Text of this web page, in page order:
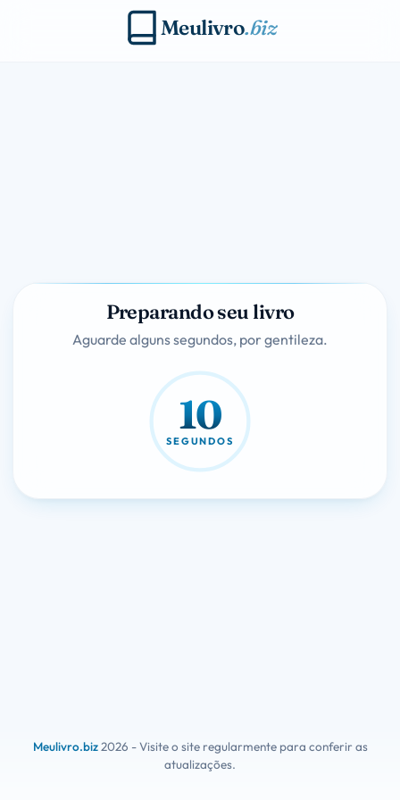
Meulivro.biz
10
SEGUNDOS
Preparando seu livro
Aguarde alguns segundos, por gentileza.
Meulivro.biz2026 - Visite o site regularmente para conferir as
atualizações.